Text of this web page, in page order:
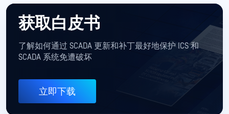
获取白皮书
了解如何通过 SCADA 更新和补丁最好地保护 ICS 和
SCADA 系统免遭破坏
立即下载